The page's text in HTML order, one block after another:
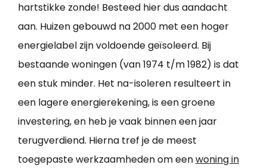
hartstikke zonde! Besteed hier dus aandacht
aan. Huizen gebouwd na 2000 met een hoger
energielabel zijn voldoende geïsoleerd. Bij
bestaande woningen (van 1974 t/m 1982) is dat
een stuk minder. Het na-isoleren resulteert in
een lagere energierekening, is een groene
investering, en heb je vaak binnen een jaar
terugverdiend. Hierna tref je de meest
toegepaste werkzaamheden om eenwoning in